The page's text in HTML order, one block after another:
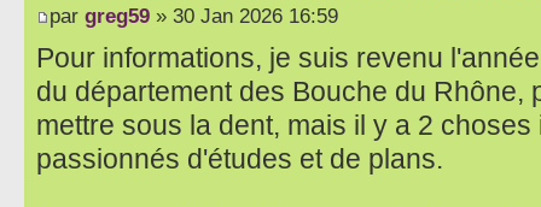
par greg59 » 30 Jan 2026 16:59
Pour informations, je suis revenu
du département des Bouche du Rhône,
mettre sous la dent, mais il y a 2
passionnés d'études et de plans.